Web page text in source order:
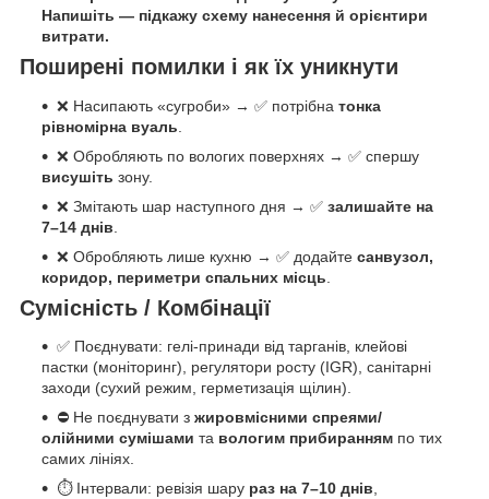
Напишіть — підкажу схему нанесення й орієнтири
витрати.
Поширені помилки і як їх уникнути
❌ Насипають «сугроби» → ✅ потрібна тонка
рівномірна вуаль
❌ Обробляють по вологих поверхнях → ✅ спершу
висушіть зону.
❌ Змітають шар наступного дня → ✅ залишайте на
7–14 днів
❌ Обробляють лише кухню → ✅ додайте санвузол,
коридор, периметри спальних місць
Сумісність / Комбінації
✅ Поєднувати: гелі-принади від тарганів, клейові
пастки (моніторинг), регулятори росту (IGR), санітарні
заходи (сухий режим, герметизація щілин).
⛔ Не поєднувати з жировмісними спреями/
олійними сумішами та вологим прибиранням по тих
самих лініях.
⏱ Інтервали: ревізія шару раз на 7–10 днів